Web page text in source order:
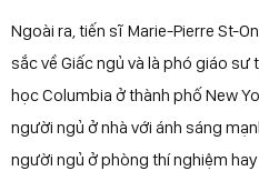
Ngoài ra, tiến sĩ Marie-Pierre St-
sắc về Giấc ngủ và là phó giáo
học Columbia ở thành phố New
người ngủ ở nhà với ánh sáng
người ngủ ở phòng thí nghiệm hay